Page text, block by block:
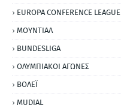
EUROPA CONFERENCE LEAGUE
ΜΟΥΝΤΙΑΛ
BUNDESLIGA
ΟΛΥΜΠΙΑΚΟΙ ΑΓΩΝΕΣ
ΒΟΛΕΪ
MUDIAL